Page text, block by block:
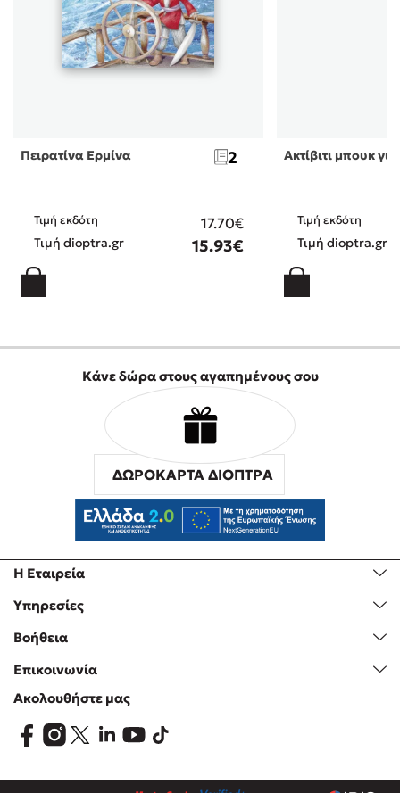
Πειρατίνα Ερμίνα 2
Τιμή εκδότη 17.70€
Τιμή dioptra.gr 15.93€
Ακτίβιτι μπουκ
Τιμή εκδότη
Τιμή dioptra.gr
Η Εταιρεία
Υπηρεσίες
Βοήθεια
Επικοινωνία
Κάνε δώρα στους αγαπημένους σου
ΔΩΡΟΚΑΡΤΑ ΔΙΟΠΤΡΑ
Ακολουθήστε μας